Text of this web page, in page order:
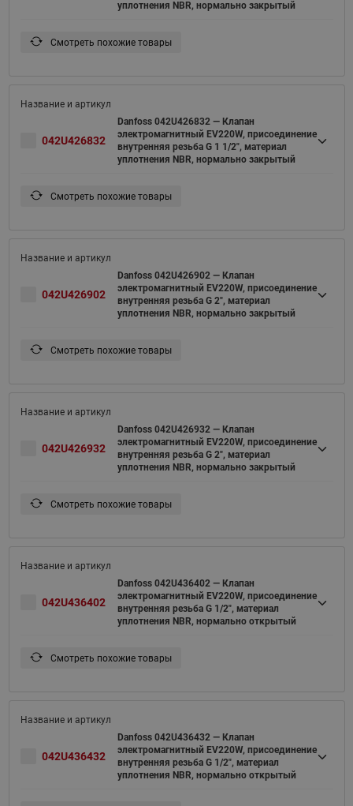
уплотнения NBR, нормально закрытый
Смотреть похожие товары
042U426832
Danfoss 042U426832 — Клапан
электромагнитный EV220W, присоединение
внутренняя резьба G 1 1/2", материал
уплотнения NBR, нормально закрытый
Смотреть похожие товары
042U426902
Danfoss 042U426902 — Клапан
электромагнитный EV220W, присоединение
внутренняя резьба G 2", материал
уплотнения NBR, нормально закрытый
Смотреть похожие товары
042U426932
Danfoss 042U426932 — Клапан
электромагнитный EV220W, присоединение
внутренняя резьба G 2", материал
уплотнения NBR, нормально закрытый
Смотреть похожие товары
042U436402
Danfoss 042U436402 — Клапан
электромагнитный EV220W, присоединение
внутренняя резьба G 1/2", материал
уплотнения NBR, нормально открытый
Смотреть похожие товары
042U436432
Danfoss 042U436432 — Клапан
электромагнитный EV220W, присоединение
внутренняя резьба G 1/2", материал
уплотнения NBR, нормально открытый